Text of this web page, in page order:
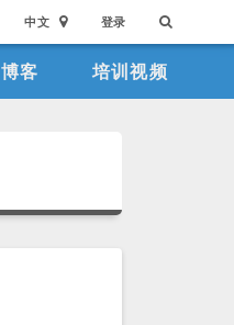
中文 登录
博客 培训视频